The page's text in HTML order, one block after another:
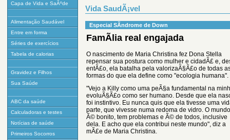
Capa de Vida e SaÃºde
Alimentação Saudável
Entre em forma
Séries de exercícios
Tabela de calorias
Gravidez e Filhos
Sua Saúde
ABC da saúde
Calculadoras e testes
Notícias de saúde
Primeiros Socorros
Vida SaudÃ¡vel
Especial SÃ­ndrome de Down
FamÃ­lia real engajada
O nascimento de Maria Christina fez Dona Stella
repensar sua postura como mulher e cidadÃ£ e,
entÃ£o, ela batalha pela valorizaÃ§Ã£o de todas
formas do que ela define como "ecologia humana".
"Vejo a Killy como uma peÃ§a fundamental na
evoluÃ§Ã£o como ser humano. Desde que ela
foi instintivo. Eu nunca quis que ela tivesse uma
parte, que vivesse numa redoma de vidro. O mundo
Ã© bonito, tem problemas e Ã© de todos, inclusive
dela. E acho que ela contribui neste mundo", diz a
mÃ£e de Maria Christina.